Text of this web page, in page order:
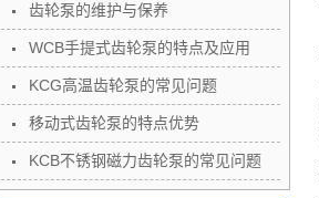
齿轮泵的维护与保养
WCB手提式齿轮泵的特点及应用
KCG高温齿轮泵的常见问题
移动式齿轮泵的特点优势
KCB不锈钢磁力齿轮泵的常见问题